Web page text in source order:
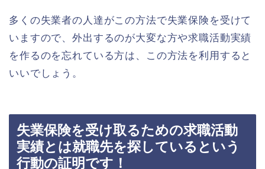
多くの失業者の人達がこの方法で失業保険を受けて
いますので、外出するのが大変な方や求職活動実績
を作るのを忘れている方は、この方法を利用すると
いいでしょう。
失業保険を受け取るための求職活動
実績とは就職先を探しているという
行動の証明です！